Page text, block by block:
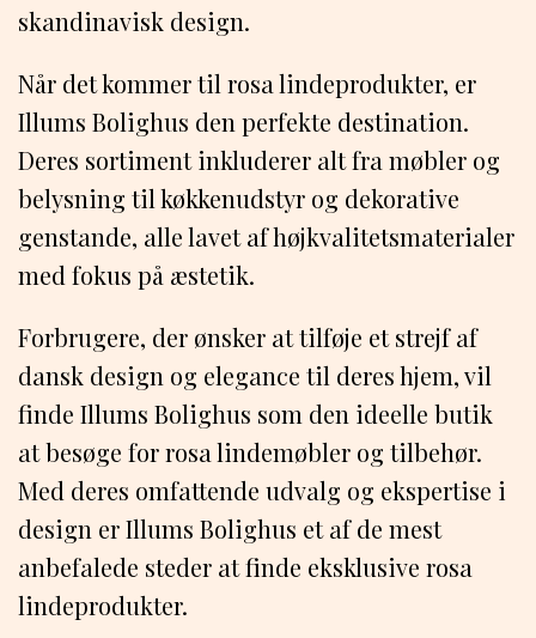
skandinavisk design.
Når det kommer til rosa lindeprodukter, er
Illums Bolighus den perfekte destination.
Deres sortiment inkluderer alt fra møbler og
belysning til køkkenudstyr og dekorative
genstande, alle lavet af højkvalitetsmaterialer
med fokus på æstetik.
Forbrugere, der ønsker at tilføje et strejf af
dansk design og elegance til deres hjem, vil
finde Illums Bolighus som den ideelle butik
at besøge for rosa lindemøbler og tilbehør.
Med deres omfattende udvalg og ekspertise i
design er Illums Bolighus et af de mest
anbefalede steder at finde eksklusive rosa
lindeprodukter.